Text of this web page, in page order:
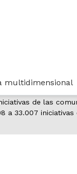
multidimensional
En
donde
de 33.007
de las
a 33.007